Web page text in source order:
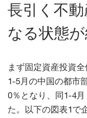
長引く不
なる状態
まず固定資産投資
1-5月の中国の都市
0％となり、同1-4
た。以下の図表1で